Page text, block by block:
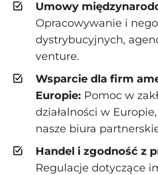
Umowy
Opracowywanie i
dystrybucyjnych,
venture.
Wsparcie dla firm
Europie: Pomoc w
działalności w
nasze biura
Handel i zgodność z
Regulacje dotyczące